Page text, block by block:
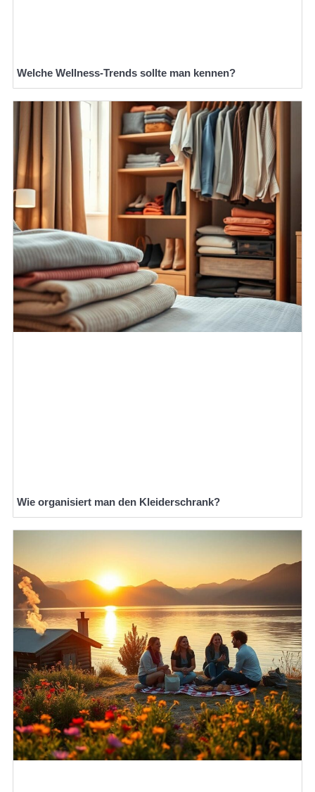
Welche Wellness-Trends sollte man kennen?
Wie organisiert man den Kleiderschrank?